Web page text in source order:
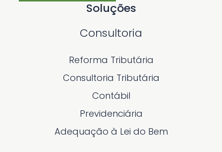
Soluções
Consultoria
Reforma Tributária
Consultoria Tributária
Contábil
Previdenciária
Adequação à Lei do Bem